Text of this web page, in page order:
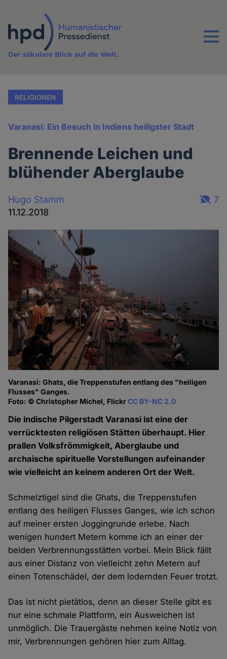
Inhalt
Menu
Der säkulare Blick auf die Welt.
RELIGIONEN
Varanasi: Ein Besuch in Indiens heiligster Stadt
Brennende Leichen und
blühender Aberglaube
Hugo Stamm
11.12.2018
7
Varanasi: Ghats, die Treppenstufen entlang des "heiligen
Flusses" Ganges.
Foto: © Christopher Michel, FlickrCC BY-NC 2.0
Die indische Pilgerstadt Varanasi ist eine der
verrücktesten religiösen Stätten überhaupt. Hier
prallen Volksfrömmigkeit, Aberglaube und
archaische spirituelle Vorstellungen aufeinander
wie vielleicht an keinem anderen Ort der Welt.
Schmelztigel sind die Ghats, die Treppenstufen
entlang des heiligen Flusses Ganges, wie ich schon
auf meiner ersten Joggingrunde erlebe. Nach
wenigen hundert Metern komme ich an einer der
beiden Verbrennungsstätten vorbei. Mein Blick fällt
aus einer Distanz von vielleicht zehn Metern auf
einen Totenschädel, der dem lodernden Feuer trotzt.
Das ist nicht pietätlos, denn an dieser Stelle gibt es
nur eine schmale Plattform, ein Ausweichen ist
unmöglich. Die Trauergäste nehmen keine Notiz von
mir, Verbrennungen gehören hier zum Alltag.